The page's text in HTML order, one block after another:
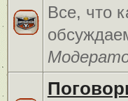
Все, что